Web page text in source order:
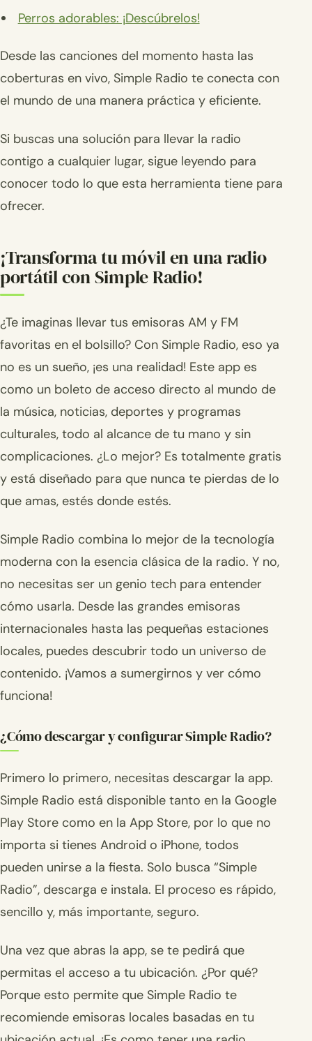
Perros adorables: ¡Descúbrelos!
Desde las canciones del momento hasta las
coberturas en vivo, Simple Radio te conecta con
el mundo de una manera práctica y eficiente.
Si buscas una solución para llevar la radio
contigo a cualquier lugar, sigue leyendo para
conocer todo lo que esta herramienta tiene para
ofrecer.
¡Transforma tu móvil en una radio
portátil con Simple Radio!
¿Te imaginas llevar tus emisoras AM y FM
favoritas en el bolsillo? Con Simple Radio, eso ya
no es un sueño, ¡es una realidad! Este app es
como un boleto de acceso directo al mundo de
la música, noticias, deportes y programas
culturales, todo al alcance de tu mano y sin
complicaciones. ¿Lo mejor? Es totalmente gratis
y está diseñado para que nunca te pierdas de lo
que amas, estés donde estés.
Simple Radio combina lo mejor de la tecnología
moderna con la esencia clásica de la radio. Y no,
no necesitas ser un genio tech para entender
cómo usarla. Desde las grandes emisoras
internacionales hasta las pequeñas estaciones
locales, puedes descubrir todo un universo de
contenido. ¡Vamos a sumergirnos y ver cómo
funciona!
¿Cómo descargar y configurar Simple Radio?
Primero lo primero, necesitas descargar la app.
Simple Radio está disponible tanto en la Google
Play Store como en la App Store, por lo que no
importa si tienes Android o iPhone, todos
pueden unirse a la fiesta. Solo busca “Simple
Radio”, descarga e instala. El proceso es rápido,
sencillo y, más importante, seguro.
Una vez que abras la app, se te pedirá que
permitas el acceso a tu ubicación. ¿Por qué?
Porque esto permite que Simple Radio te
recomiende emisoras locales basadas en tu